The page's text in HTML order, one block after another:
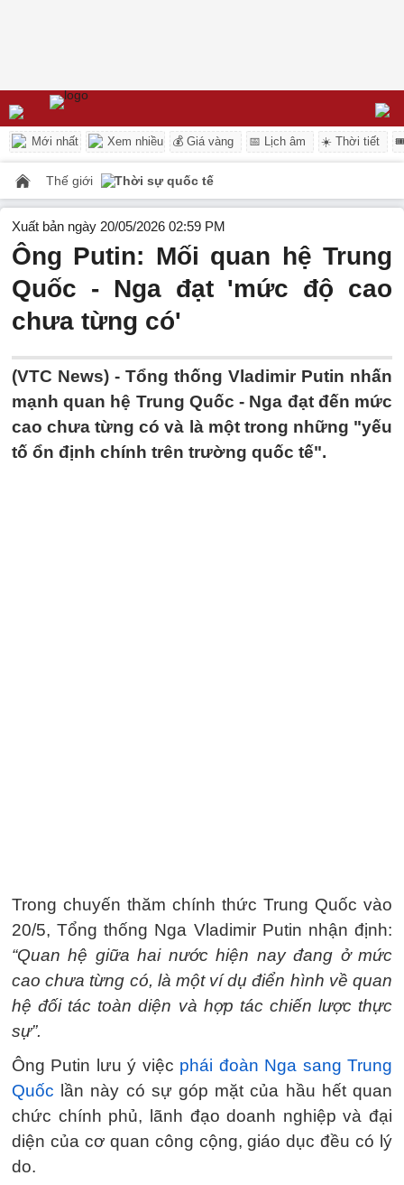
Mới nhất Xem nhiều 💰 Giá vàng 📅 Lịch âm ☀️ Thời tiết
Thế giới Thời sự quốc tế
Xuất bản ngày 20/05/2026 02:59 PM
Ông Putin: Mối quan hệ Trung
Quốc - Nga đạt 'mức độ cao
chưa từng có'
(VTC News) - Tổng thống Vladimir Putin nhấn
mạnh quan hệ Trung Quốc - Nga đạt đến mức
cao chưa từng có và là một trong những "yếu
tố ổn định chính trên trường quốc tế".
Trong chuyến thăm chính thức Trung Quốc vào
20/5, Tổng thống Nga Vladimir Putin nhận định:
“Quan hệ giữa hai nước hiện nay đang ở mức
cao chưa từng có, là một ví dụ điển hình về quan
hệ đối tác toàn diện và hợp tác chiến lược thực
sự”.
Ông Putin lưu ý việc phái đoàn Nga sang Trung
Quốc lần này có sự góp mặt của hầu hết quan
chức chính phủ, lãnh đạo doanh nghiệp và đại
diện của cơ quan công cộng, giáo dục đều có lý
do.